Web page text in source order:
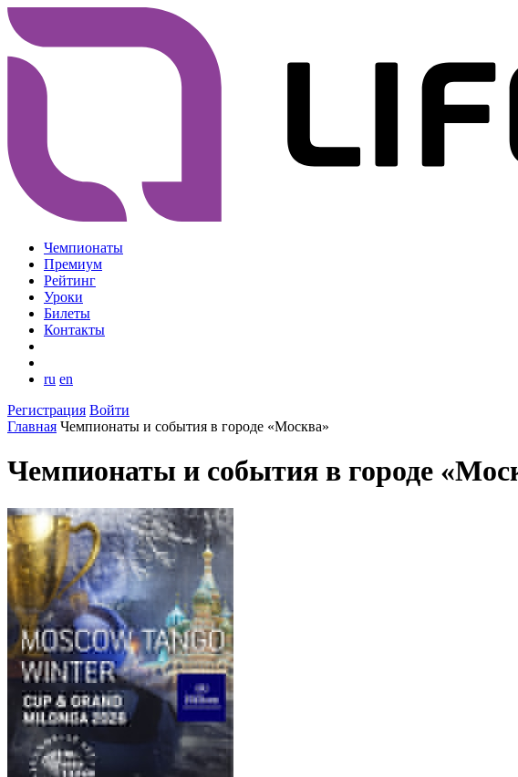
Чемпионаты
Премиум
Рейтинг
Уроки
Билеты
Контакты
ru en
Регистрация Войти
Главная Чемпионаты и события в городе «Москва»
Чемпионаты и события в городе